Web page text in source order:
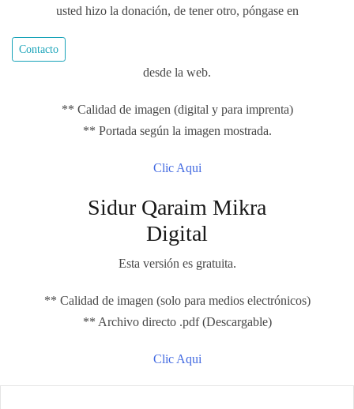
usted hizo la donación, de tener otro, póngase en
Contacto
desde la web.
** Calidad de imagen (digital y para imprenta)
** Portada según la imagen mostrada.
Clic Aqui
Sidur Qaraim Mikra
Digital
Esta versión es gratuita.
** Calidad de imagen (solo para medios electrónicos)
** Archivo directo .pdf (Descargable)
Clic Aqui